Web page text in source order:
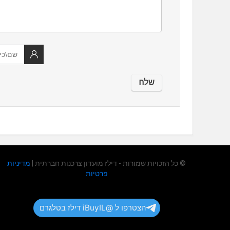
© כל הזכויות שמורות - דילז מועדון צרכנות חברתית | מדיניות
פרטיות
הצטרפו ל @iBuyIL דילז בטלגרם